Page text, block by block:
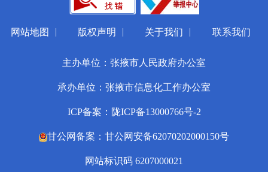
网站地图 | 版权声明 | 关于我们 | 联系我们
主办单位：张掖市人民政府办公室
承办单位：张掖市信息化工作办公室
ICP备案：陇ICP备13000766号-2
甘公网备案：甘公网安备62070202000150号
网站标识码 6207000021